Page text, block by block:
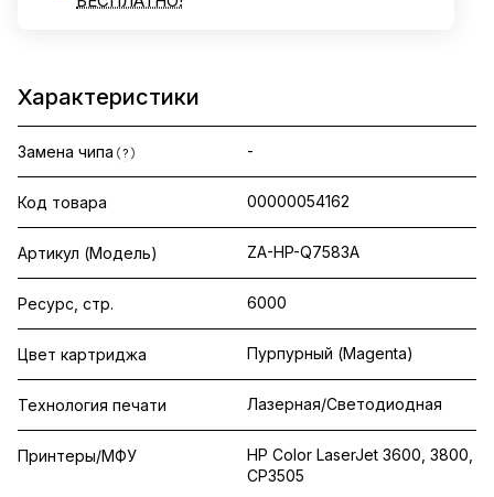
Характеристики
Замена чипа ? -
Код товара 00000054162
Артикул (Модель) ZA-HP-Q7583A
Ресурс, стр. 6000
Цвет картриджа Пурпурный (Magenta)
Технология печати Лазерная/Светодиодная
Принтеры/МФУ
HP Color LaserJet 3600, 3800,
CP3505